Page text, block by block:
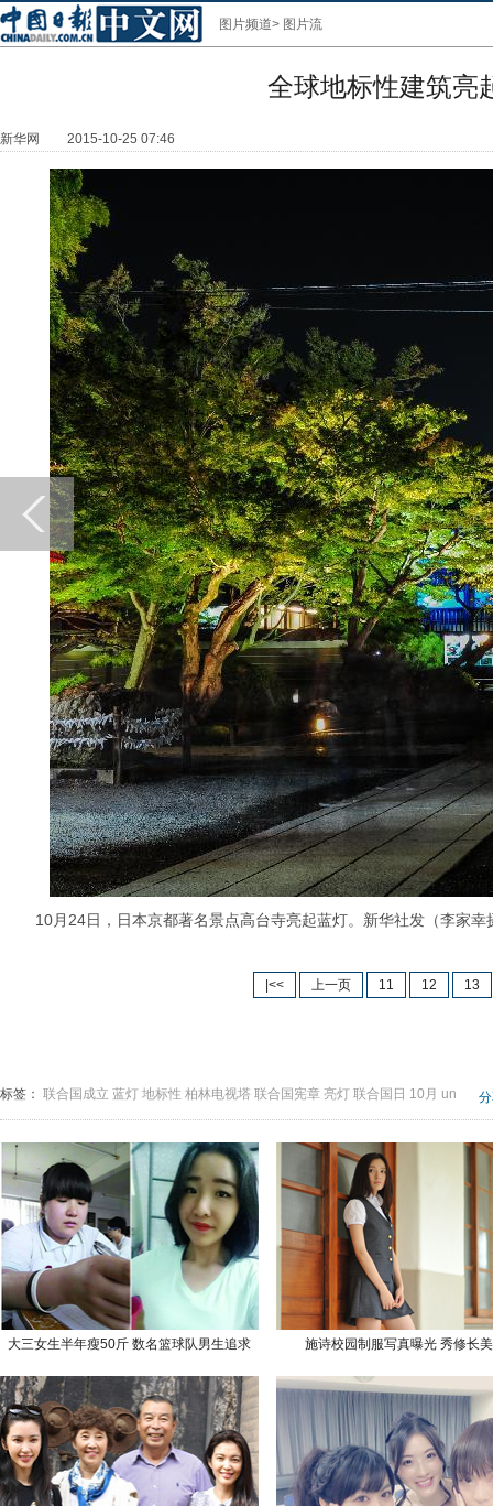
图片频道> 图片流
全球地标性建筑亮
新华网 2015-10-25 07:46
10月24日，日本京都著名景点高台寺亮起蓝灯。新华社发（李家幸
|<< 上一页 11 12 13
标签： 联合国成立 蓝灯 地标性 柏林电视塔 联合国宪章 亮灯 联合国日 10月 un
大三女生半年瘦50斤 数名篮球队男生追求 施诗校园制服写真曝光 秀修长